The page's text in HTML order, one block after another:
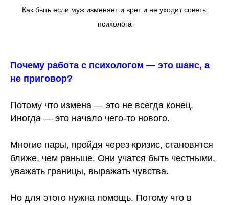
Как быть если муж изменяет и врет и не уходит советы
психолога
Почему работа с психологом — это шанс, а
не приговор?
Потому что измена — это не всегда конец.
Иногда — это начало чего-то нового.
Многие пары, пройдя через кризис, становятся
ближе, чем раньше. Они учатся быть честными,
уважать границы, выражать чувства.
Но для этого нужна помощь. Потому что в